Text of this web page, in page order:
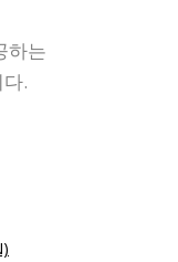
하는
.